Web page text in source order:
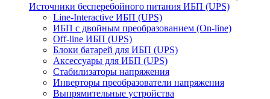
Источники бесперебойного питания ИБП (UPS)
Line-Interactive ИБП (UPS)
ИБП с двойным преобразованием (On-line)
Off-line ИБП (UPS)
Блоки батарей для ИБП (UPS)
Аксессуары для ИБП (UPS)
Стабилизаторы напряжения
Инверторы преобразователи напряжения
Выпрямительные устройства